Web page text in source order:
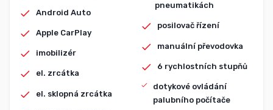
Android Auto
Apple CarPlay
imobilizér
el. zrcátka
el. sklopná zrcátka
pneumatikách
posilovač řízení
manuální převodovka
6 rychlostních stupňů
dotykové ovládání
palubního počítače